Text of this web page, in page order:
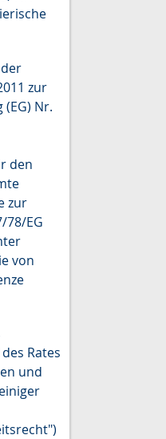
zur
Nr.
den
zur
78/EG
von
Rates
und